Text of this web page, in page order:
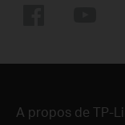
A propos de TP-